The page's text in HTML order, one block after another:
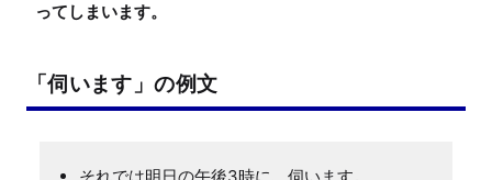
ってしまいます。
「伺います」の例文